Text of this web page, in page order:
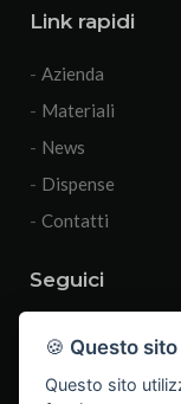
Link rapidi
Azienda
Materiali
News
Dispense
Contatti
Seguici
🍪 Questo
Questo sito